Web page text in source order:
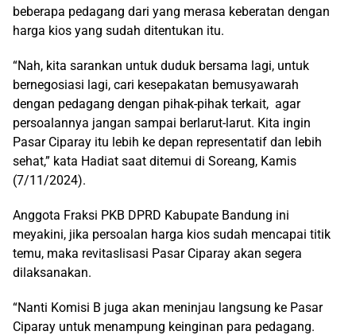
beberapa pedagang dari yang merasa keberatan dengan
harga kios yang sudah ditentukan itu.
“Nah, kita sarankan untuk duduk bersama lagi, untuk
bernegosiasi lagi, cari kesepakatan bemusyawarah
dengan pedagang dengan pihak-pihak terkait, agar
persoalannya jangan sampai berlarut-larut. Kita ingin
Pasar Ciparay itu lebih ke depan representatif dan lebih
sehat,” kata Hadiat saat ditemui di Soreang, Kamis
(7/11/2024).
Anggota Fraksi PKB DPRD Kabupate Bandung ini
meyakini, jika persoalan harga kios sudah mencapai titik
temu, maka revitaslisasi Pasar Ciparay akan segera
dilaksanakan.
“Nanti Komisi B juga akan meninjau langsung ke Pasar
Ciparay untuk menampung keinginan para pedagang.